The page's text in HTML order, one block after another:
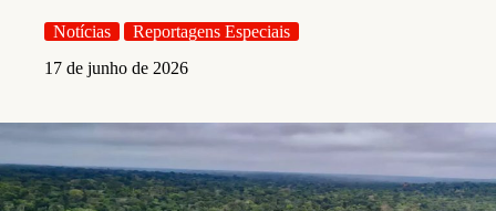
Notícias
Reportagens Especiais
17 de junho de 2026